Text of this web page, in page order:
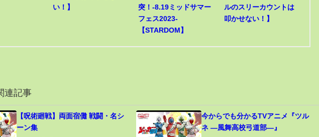
い！】
突！-8.19ミッドサマー
フェス2023-
【STARDOM】
ルのスリーカウントは
叩かせない！】
連記事
【呪術廻戦】両面宿儺 戦闘・名シ
ーン集
今からでも分かるTVアニメ『ツル
ネ ―風舞高校弓道部―』